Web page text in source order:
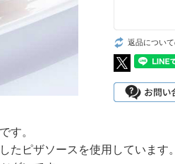
返品につい
す。
たピザソースを使用していま